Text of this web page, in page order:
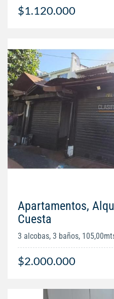
$1.120.000
Apartamentos,
Cuesta
3 alcobas, 3 baños,
$2.000.000